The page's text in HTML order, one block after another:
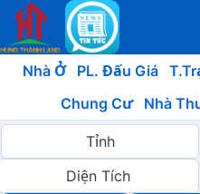
Nhà Ở PL. Đấu Giá
Chung Cư
Nhà